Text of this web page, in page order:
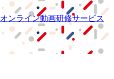
オンライン動画研修サービス